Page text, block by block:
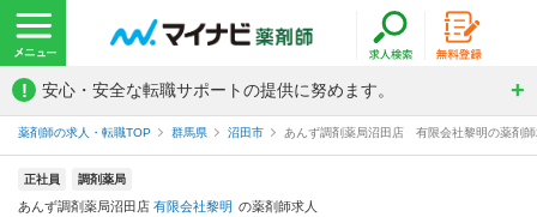
! 安心・安全な転職サポートの提供に努めます。
薬剤師の求人・転職TOP 群馬県 沼田市 あんず調剤薬局沼田店 有限会社黎明の薬剤
正社員 調剤薬局
あんず調剤薬局沼田店 有限会社黎明 の薬剤師求人